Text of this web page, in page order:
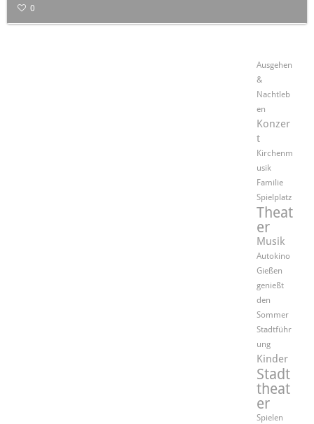
0
Ausgehen
&
Nachtleb
en
Konzer
t
Kirchenm
usik
Familie
Spielplatz
Theat
er
Musik
Autokino
Gießen
genießt
den
Sommer
Stadtführ
ung
Kinder
Stadt
theat
er
Spielen